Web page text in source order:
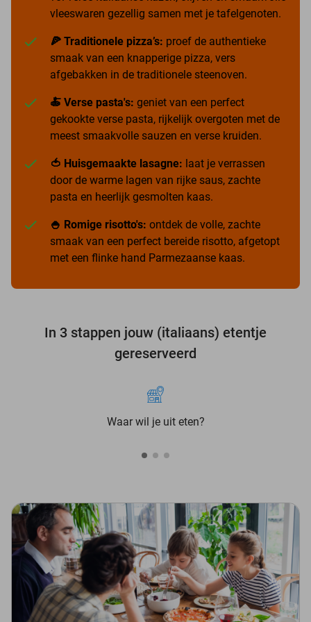
vleeswaren gezellig samen met je tafelgenoten.
🍕 Traditionele pizza’s: proef de authentieke
smaak van een knapperige pizza, vers
afgebakken in de traditionele steenoven.
🍝 Verse pasta's: geniet van een perfect
gekookte verse pasta, rijkelijk overgoten met de
meest smaakvolle sauzen en verse kruiden.
🍅 Huisgemaakte lasagne: laat je verrassen
door de warme lagen van rijke saus, zachte
pasta en heerlijk gesmolten kaas.
🍚 Romige risotto's: ontdek de volle, zachte
smaak van een perfect bereide risotto, afgetopt
met een flinke hand Parmezaanse kaas.
In 3 stappen jouw (italiaans) etentje
gereserveerd
Waar wil je uit eten?